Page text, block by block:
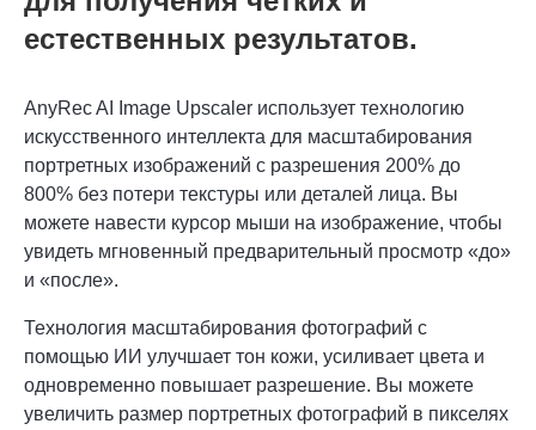
естественных результатов.
AnyRec AI Image Upscaler использует технологию
искусственного интеллекта для масштабирования
портретных изображений с разрешения 200% до
800% без потери текстуры или деталей лица. Вы
можете навести курсор мыши на изображение, чтобы
увидеть мгновенный предварительный просмотр «до»
и «после».
Технология масштабирования фотографий с
помощью ИИ улучшает тон кожи, усиливает цвета и
одновременно повышает разрешение. Вы можете
увеличить размер портретных фотографий в пикселях